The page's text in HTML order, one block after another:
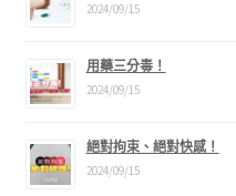
2024/09/15
用藥三分毒！
2024/09/15
絕對拘束、絕對快感！
2024/09/15